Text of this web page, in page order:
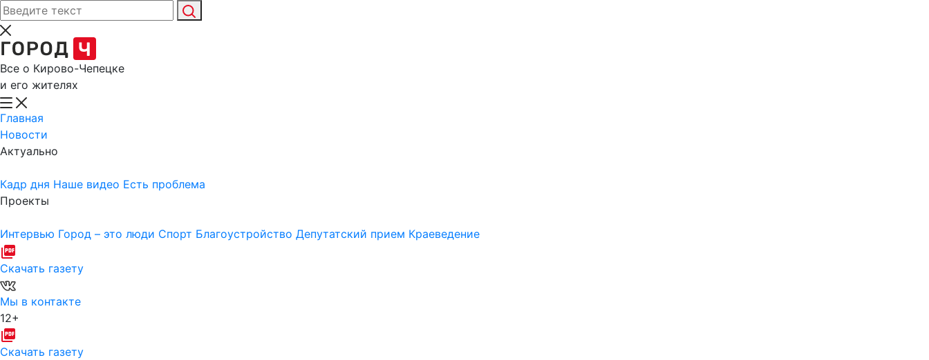
Все о Кирово-Чепецке
и его жителях
Главная
Новости
Актуально
Кадр дня Наше видео Есть проблема
Проекты
Интервью Город – это люди Спорт Благоустройство Депутатский прием Краеведение
Скачать газету
Мы в контакте
12+
Скачать газету